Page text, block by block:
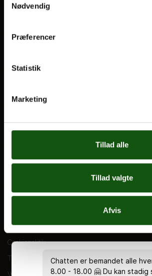
Nødvendig
Præferencer
Statistik
Marketing
Tillad alle
Tillad valgte
Afvis
BLIV ELEV
Til forældre
VORES UDDANNELSER
HF
Kontakt
Ferieplan
Tal og Oplysninger
Cookiepolitik
TilgængelighedserklæringChatten er bemandet alle
8.00 - 18.00 🤗 Du kan stadig